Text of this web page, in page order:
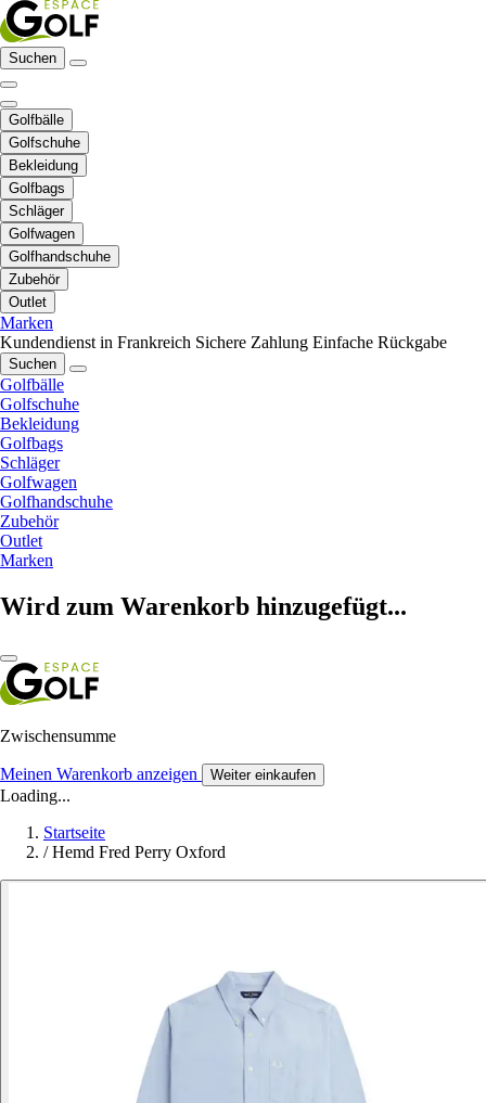
Suchen
Golfbälle
Golfschuhe
Bekleidung
Golfbags
Schläger
Golfwagen
Golfhandschuhe
Zubehör
Outlet
Marken
Kundendienst in Frankreich Sichere Zahlung Einfache Rückgabe
Suchen
Golfbälle
Golfschuhe
Bekleidung
Golfbags
Schläger
Golfwagen
Golfhandschuhe
Zubehör
Outlet
Marken
Wird zum Warenkorb hinzugefügt...
Zwischensumme
Meinen Warenkorb anzeigen Weiter einkaufen
Loading...
Startseite
/ Hemd Fred Perry Oxford